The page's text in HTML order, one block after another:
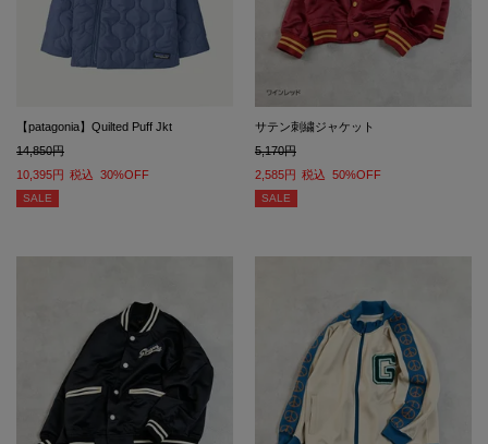
【patagonia】Quilted Puff Jkt
14,850
10,395
税込 30%OFF
SALE
サテン刺繍ジャケット
5,170
2,585
税込 50%OFF
SALE